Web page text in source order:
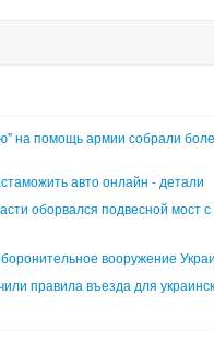
на помощь армии собрали
авто онлайн - детали
оборвался подвесной мост
вооружение
правила въезда для